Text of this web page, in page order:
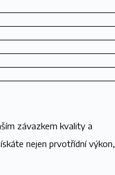
závazkem kvality a
nejen prvotřídní výkon,